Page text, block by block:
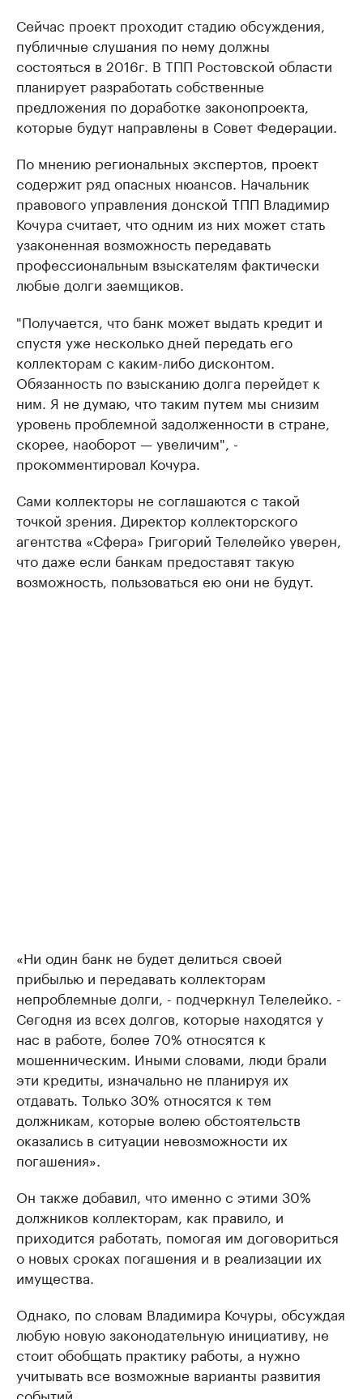
Сейчас проект проходит стадию обсуждения,
публичные слушания по нему должны
состояться в 2016г. В ТПП Ростовской области
планирует разработать собственные
предложения по доработке законопроекта,
которые будут направлены в Совет Федерации.
По мнению региональных экспертов, проект
содержит ряд опасных нюансов. Начальник
правового управления донской ТПП Владимир
Кочура считает, что одним из них может стать
узаконенная возможность передавать
профессиональным взыскателям фактически
любые долги заемщиков.
"Получается, что банк может выдать кредит и
спустя уже несколько дней передать его
коллекторам с каким-либо дисконтом.
Обязанность по взысканию долга перейдет к
ним. Я не думаю, что таким путем мы снизим
уровень проблемной задолженности в стране,
скорее, наоборот — увеличим", -
прокомментировал Кочура.
Сами коллекторы не соглашаются с такой
точкой зрения. Директор коллекторского
агентства «Сфера» Григорий Телелейко уверен,
что даже если банкам предоставят такую
возможность, пользоваться ею они не будут.
«Ни один банк не будет делиться своей
прибылью и передавать коллекторам
непроблемные долги, - подчеркнул Телелейко. -
Сегодня из всех долгов, которые находятся у
нас в работе, более 70% относятся к
мошенническим. Иными словами, люди брали
эти кредиты, изначально не планируя их
отдавать. Только 30% относятся к тем
должникам, которые волею обстоятельств
оказались в ситуации невозможности их
погашения».
Он также добавил, что именно с этими 30%
должников коллекторам, как правило, и
приходится работать, помогая им договориться
о новых сроках погашения и в реализации их
имущества.
Однако, по словам Владимира Кочуры, обсуждая
любую новую законодательную инициативу, не
стоит обобщать практику работы, а нужно
учитывать все возможные варианты развития
событий.